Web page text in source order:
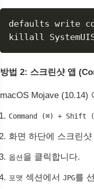
defaults write
방법 2: 스크린샷 앱
macOS Mojave (10.14)
Command (⌘) + Shift
화면 하단에 스크린
옵션을 클릭합니다.
포맷 섹션에서JPG를